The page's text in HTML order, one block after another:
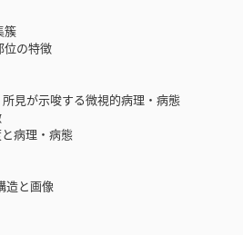
の特徴
が示唆する微視的病理・病態
病理・病態
と画像